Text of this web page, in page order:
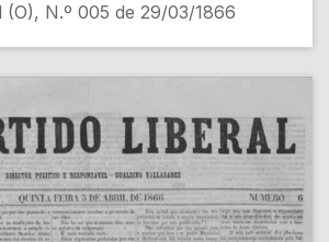
(O), N.º 005 de 29/03/1866